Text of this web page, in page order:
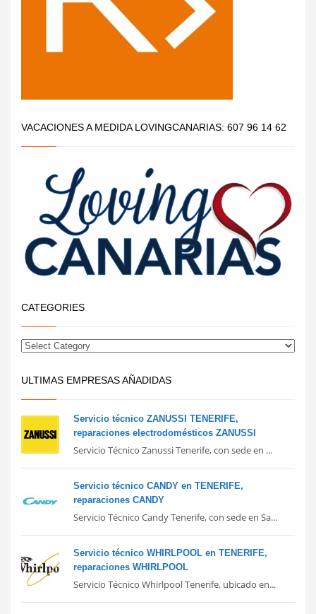
VACACIONES A MEDIDA LOVINGCANARIAS: 607 96 14 62
CATEGORIES
ULTIMAS EMPRESAS AÑADIDAS
Servicio técnico ZANUSSI TENERIFE,
reparaciones electrodomésticos ZANUSSI
Servicio Técnico Zanussi Tenerife, con sede en ...
Servicio técnico CANDY en TENERIFE,
reparaciones CANDY
Servicio Técnico Candy Tenerife, con sede en Sa...
Servicio técnico WHIRLPOOL en TENERIFE,
reparaciones WHIRLPOOL
Servicio Técnico Whirlpool Tenerife, ubicado en...